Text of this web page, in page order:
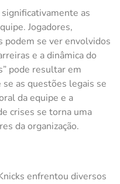
as
Jogadores,
podem se ver envolvidos
e a dinâmica do
pode resultar em
as questões legais se
da equipe e a
crises se torna uma
da organização.
enfrentou diversos